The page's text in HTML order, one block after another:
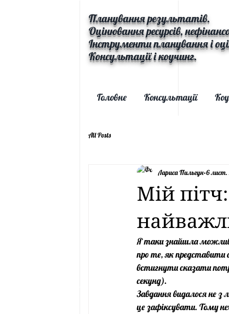
Планування результатів.
Оцінювання ресурсів,
Інструменти планування і
Консультації і коучинг.
Головне Консультації
All Posts
Мій
Лариса Пильгун 6 лист.
Я таки знайшла
про те, як представити
встигнути сказати
секунд).
Завдання видалося не
це зафіксувати. Тому